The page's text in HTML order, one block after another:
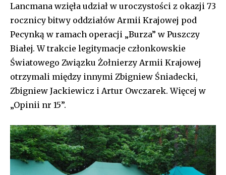
Lancmana wzięła udział w uroczystości z okazji 73
rocznicy bitwy oddziałów Armii Krajowej pod
Pecynką w ramach operacji „Burza” w Puszczy
Białej. W trakcie legitymacje członkowskie
Światowego Związku Żołnierzy Armii Krajowej
otrzymali między innymi Zbigniew Śniadecki,
Zbigniew Jackiewicz i Artur Owczarek. Więcej w
„Opinii nr 15”.